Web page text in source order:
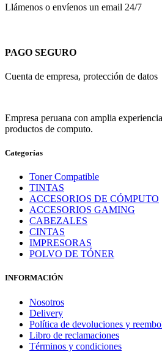
Llámenos o envíenos un email 24/7
PAGO SEGURO
Cuenta de empresa, protección de datos
Empresa peruana con amplia
productos de computo.
Categorías
Toner Compatible
TINTAS
ACCESORIOS DE CÓMPUTO
ACCESORIOS GAMING
CABEZALES
CINTAS
IMPRESORAS
POLVO DE TÓNER
INFORMACIÓN
Nosotros
Delivery
Política de devoluciones y
Libro de reclamaciones
Términos y condiciones